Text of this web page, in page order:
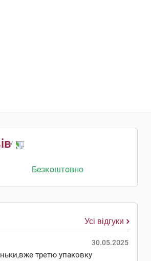
Безкоштовно
Усі відгуки
30.05.2025
третю упаковку